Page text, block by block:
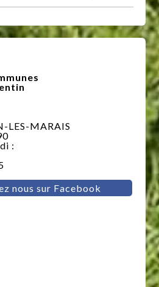
LES-MARAIS
:
nous sur Facebook